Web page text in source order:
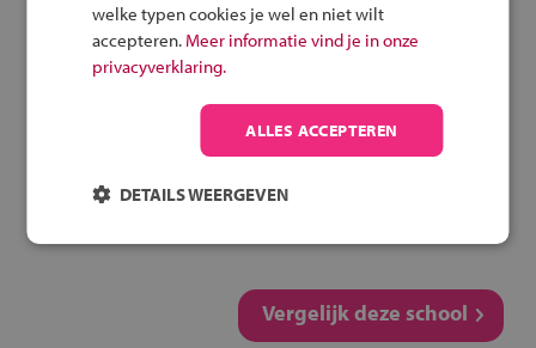
Speel het veilig fietsen
spel
Vergelijk deze school
welke typen cookies je wel en niet wilt
accepteren. Meer informatie vind je in onze
privacyverklaring.
ALLES ACCEPTEREN
DETAILS WEERGEVEN